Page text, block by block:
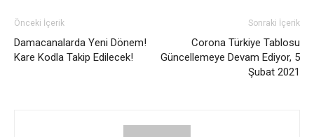
Önceki İçerik
Damacanalarda Yeni Dönem!
Kare Kodla Takip Edilecek!
Sonraki İçerik
Corona Türkiye Tablosu
Güncellemeye Devam Ediyor, 5
Şubat 2021